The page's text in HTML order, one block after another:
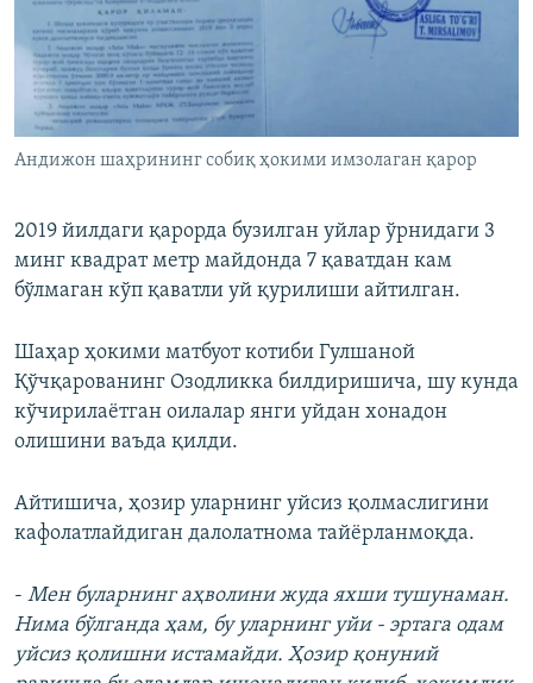
Андижон шаҳрининг собиқ ҳокими имзолаган қарор
2019 йилдаги қарорда бузилган уйлар ўрнидаги 3
минг квадрат метр майдонда 7 қаватдан кам
бўлмаган кўп қаватли уй қурилиши айтилган.
Шаҳар ҳокими матбуот котиби Гулшаной
Қўчқарованинг Озодликка билдиришича, шу кунда
кўчирилаётган оилалар янги уйдан хонадон
олишини ваъда қилди.
Айтишича, ҳозир уларнинг уйсиз қолмаслигини
кафолатлайдиган далолатнома тайёрланмоқда.
- Мен буларнинг аҳволини жуда яхши тушунаман.
Нима бўлганда ҳам, бу уларнинг уйи - эртага одам
уйсиз қолишни истамайди. Ҳозир қонуний